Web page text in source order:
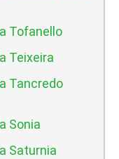
Tofanello
Teixeira
Tancredo
Sonia
Saturnia